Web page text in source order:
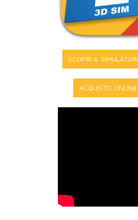
SCOPRI IL
ACQUISTO